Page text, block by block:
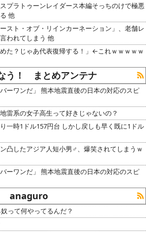
プラトゥーンレイダース本編そっちのけで極悪
他
スト・オブ・リインカーネーション」、老舗レ
われてしまう 他
た？じゃあ代表復帰する！」←これｗｗｗｗｗ
う！ まとめアンテナ
ーワンだ」 熊本地震直後の日本の対応のスピ
雷系の女子高生って好きじゃないの？
一時1ドル157円台 しかし戻しも早く既に1ドル
凸したアジア人短小男♂、爆笑されてしまうｗ
ーワンだ」 熊本地震直後の日本の対応のスピ
anaguro
って何やってるんだ？